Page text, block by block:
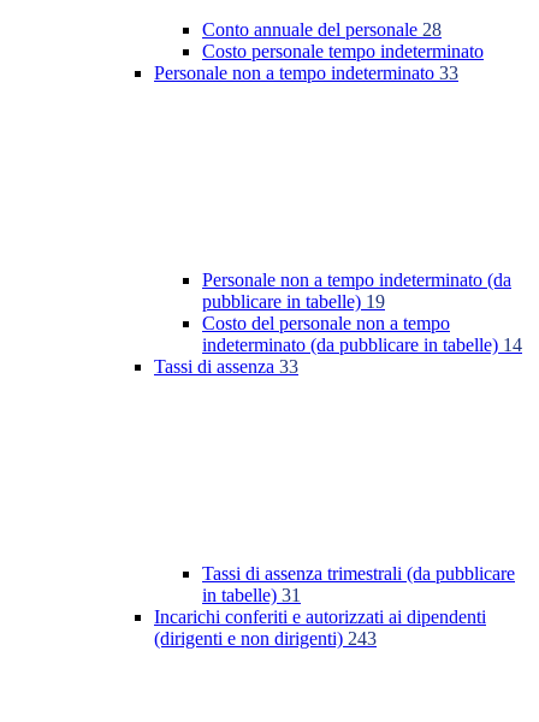
Conto annuale del personale 28
Costo personale tempo indeterminato
Personale non a tempo indeterminato 33
Personale non a tempo indeterminato (da
pubblicare in tabelle) 19
Costo del personale non a tempo
indeterminato (da pubblicare in tabelle) 14
Tassi di assenza 33
Tassi di assenza trimestrali (da pubblicare
in tabelle) 31
Incarichi conferiti e autorizzati ai dipendenti
(dirigenti e non dirigenti) 243